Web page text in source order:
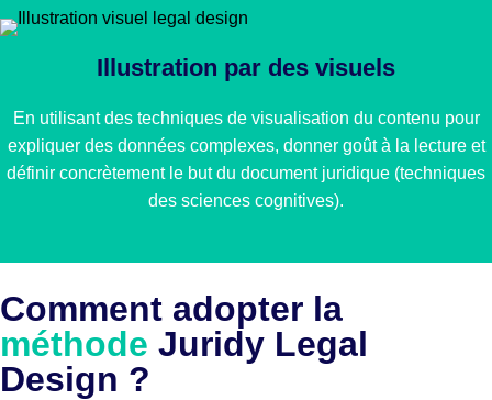
Illustration par des visuels
En utilisant des techniques de visualisation du contenu pour
expliquer des données complexes, donner goût à la lecture et
définir concrètement le but du document juridique (techniques
des sciences cognitives).
Comment adopter la
méthode Juridy Legal
Design ?